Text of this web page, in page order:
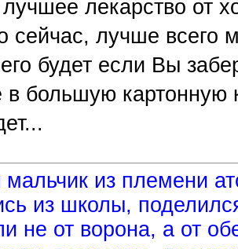
лекарство от
сейчас, лучше
будет если Вы
в большую картонную
из племени
из школы,
не от ворона, а от